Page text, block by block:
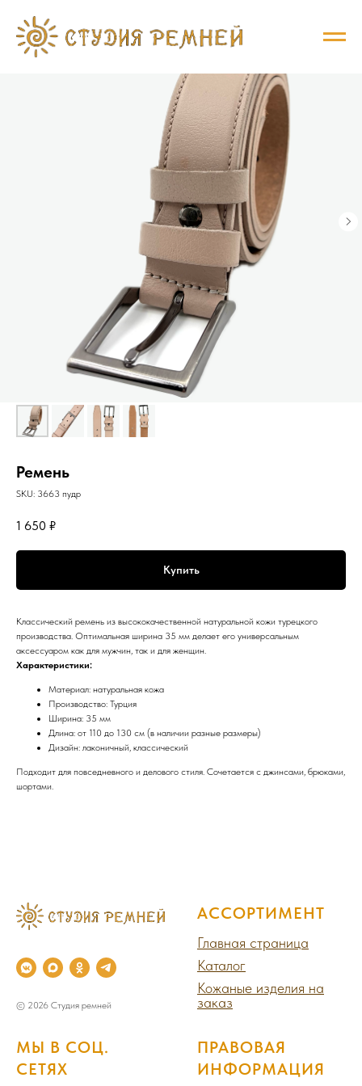
Ремень
SKU: 3663 пудр
1 650 ₽
Купить
Классический ремень из высококачественной натуральной кожи турецкого
производства. Оптимальная ширина 35 мм делает его универсальным
аксессуаром как для мужчин, так и для женщин.
Характеристики:
Материал: натуральная кожа
Производство: Турция
Ширина: 35 мм
Длина: от 110 до 130 см (в наличии разные размеры)
Дизайн: лаконичный, классический
Подходит для повседневного и делового стиля. Сочетается с джинсами, брюками,
шортами.
© 2026 Студия ремней
АССОРТИМЕНТ
Главная страница
Каталог
Кожаные изделия на
заказ
МЫ В СОЦ.
СЕТЯХ
ПРАВОВАЯ
ИНФОРМАЦИЯ